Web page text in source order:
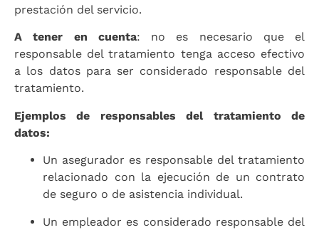
prestación del servicio.
A tener en cuenta: no es necesario que el
responsable del tratamiento tenga acceso efectivo
a los datos para ser considerado responsable del
tratamiento.
Ejemplos de responsables del tratamiento de
datos:
Un asegurador es responsable del tratamiento
relacionado con la ejecución de un contrato
de seguro o de asistencia individual.
Un empleador es considerado responsable del